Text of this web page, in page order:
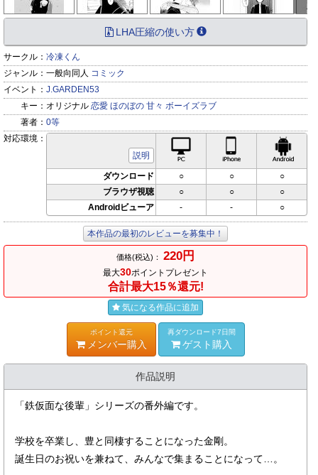
LHA圧縮の使い方
サークル： 冷凍くん
ジャンル： 一般向同人 コミック
イベント： J.GARDEN53
キー： オリジナル 恋愛 ほのぼの 甘々 ボーイズラブ
著者： 0等
対応環境：
説明
iPhone対応
ダウンロード ○ ○
○
ブラウザ視聴
○ ○
○
Androidビューア
- - ○
本作品の最初のレビューを募集中！
価格(税込)： 220円
最大30ポイントプレゼント
合計最大15％還元!
気になる作品に追加
ポイント還元
メンバー購入
再ダウンロード7日間
ゲスト購入
作品説明
「鉄仮面な後輩」シリーズの番外編です。
学校を卒業し、豊と同棲することになった金剛。
誕生日のお祝いを兼ねて、みんなで集まることになって…。